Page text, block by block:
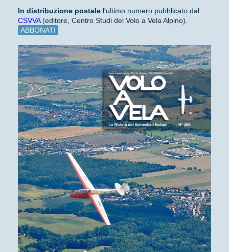
In distribuzione postale l'ultimo numero pubblicato dal
CSVVA(editore, Centro Studi del Volo a Vela Alpino).
ABBONATI